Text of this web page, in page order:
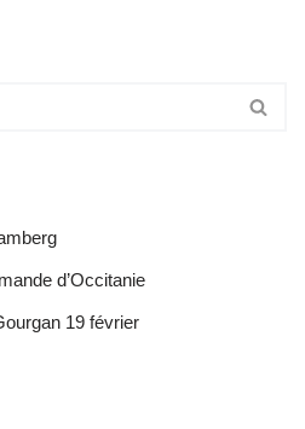
d’Occitanie
19 février